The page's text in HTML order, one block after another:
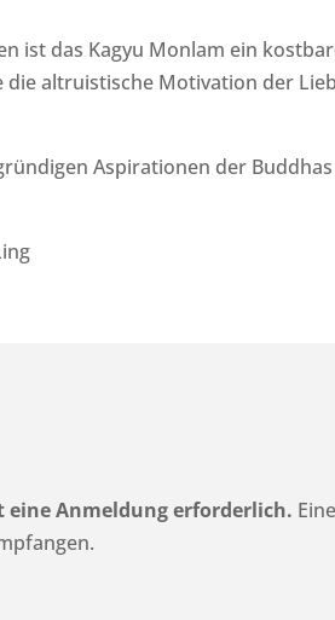
ist das Kagyu Monlam ein
altruistische Motivation der
Aspirationen der
eine Anmeldung erforderlich.